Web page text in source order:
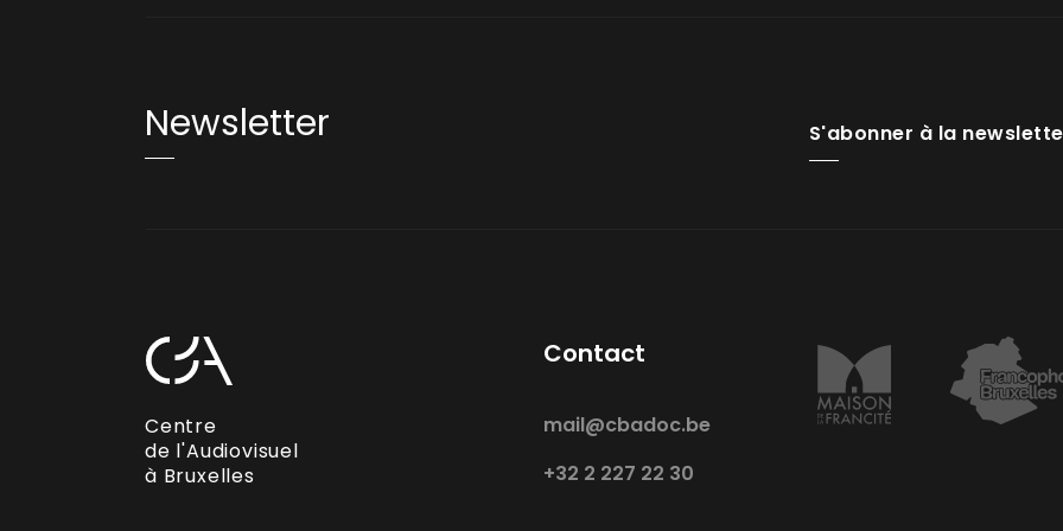
Newsletter S'abonner à la
Centre
de l'Audiovisuel
à Bruxelles
Contact
mail@cbadoc.be
+32 2 227 22 30